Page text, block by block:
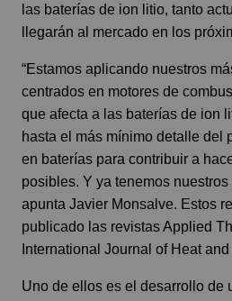
las baterías de ion litio, tanto
llegarán al mercado en los
“Estamos aplicando nuestros
centrados en motores de
que afecta a las baterías de ion
hasta el más mínimo detalle del
en baterías para contribuir a
posibles. Y ya tenemos nuestros
apunta Javier Monsalve. Estos
publicado las revistas Applied
International Journal of Heat
Uno de ellos es el desarrollo de